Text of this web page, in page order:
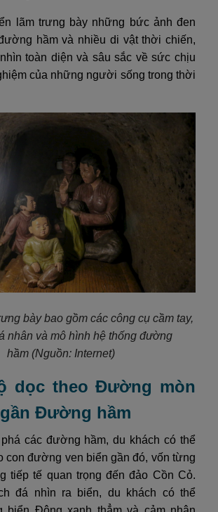
lãm trưng bày những bức ảnh đen
hầm và nhiều di vật thời chiến,
toàn diện và sâu sắc về sức chịu
của những người sống trong thời
bày bao gồm các công cụ cầm tay,
nhân và mô hình hệ thống đường
hầm (Nguồn: Internet)
dọc theo Đường mòn
Đường hầm
các đường hầm, du khách có thể
con đường ven biển gần đó, vốn từng
tiếp tế quan trọng đến đảo Cồn Cỏ.
đá nhìn ra biển, du khách có thể